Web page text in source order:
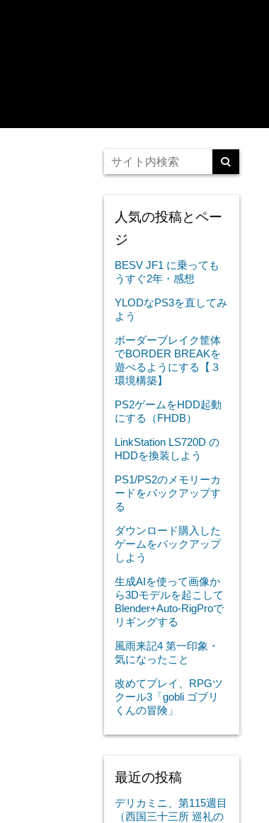
人気の投稿とペー
ジ
BESV JF1 に乗っても
うすぐ2年・感想
YLODなPS3を直してみ
よう
ボーダーブレイク筐体
でBORDER BREAKを
遊べるようにする【３
環境構築】
PS2ゲームをHDD起動
にする（FHDB）
LinkStation LS720D の
HDDを換装しよう
PS1/PS2のメモリーカ
ードをバックアップす
る
ダウンロード購入した
ゲームをバックアップ
しよう
生成AIを使って画像か
ら3Dモデルを起こして
Blender+Auto-RigProで
リギングする
風雨来記4 第一印象・
気になったこと
改めてプレイ、RPGツ
クール3「gobli ゴブリ
くんの冒険」
最近の投稿
デリカミニ、第115週目
（西国三十三所 巡礼の